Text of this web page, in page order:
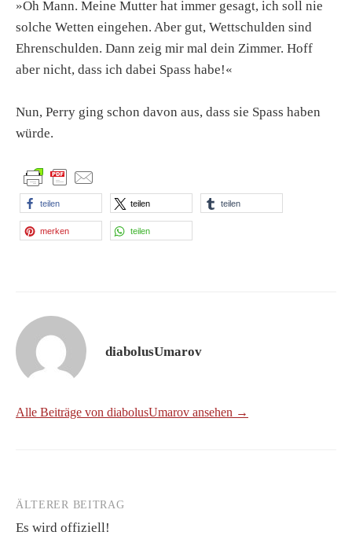
»Oh Mann. Meine Mutter hat immer gesagt, ich soll nie
solche Wetten eingehen. Aber gut, Wettschulden sind
Ehrenschulden. Dann zeig mir mal dein Zimmer. Hoff
aber nicht, dass ich dabei Spass habe!«
Nun, Perry ging schon davon aus, dass sie Spass haben
würde.
teilen teilen teilen
merken teilen
diabolusUmarov
Alle Beiträge von diabolusUmarov ansehen →
Beitrags-
Navigation
ÄLTERER BEITRAG
Es wird offiziell!